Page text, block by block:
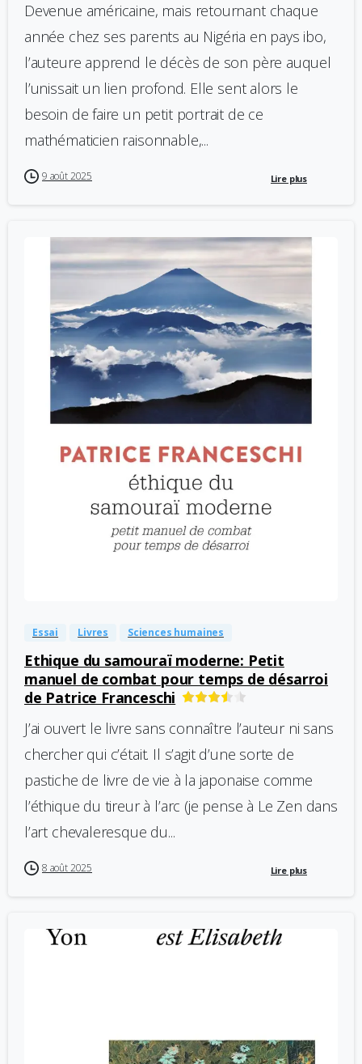
Devenue américaine, mais retournant chaque
année chez ses parents au Nigéria en pays ibo,
l’auteure apprend le décès de son père auquel
l’unissait un lien profond. Elle sent alors le
besoin de faire un petit portrait de ce
mathématicien raisonnable,...
9 août 2025 Lire plus
Essai Livres Sciences humaines
Ethique du samouraï moderne: Petit
manuel de combat pour temps de désarroi
de Patrice Franceschi
J’ai ouvert le livre sans connaître l’auteur ni sans
chercher qui c’était. Il s’agit d’une sorte de
pastiche de livre de vie à la japonaise comme
l’éthique du tireur à l’arc (je pense à Le Zen dans
l’art chevaleresque du...
8 août 2025 Lire plus